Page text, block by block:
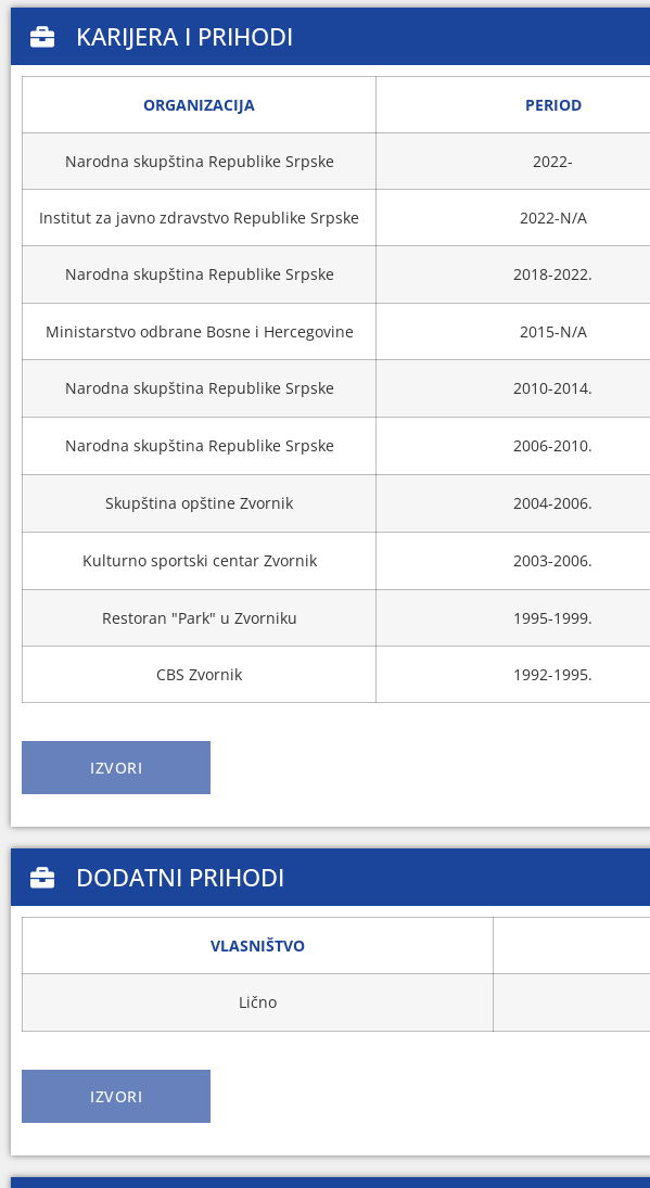
KARIJERA I PRIHODI
ORGANIZACIJA PERIOD
Narodna skupština Republike Srpske 2022-
Institut za javno zdravstvo Republike Srpske 2022-N/A
Narodna skupština Republike Srpske 2018-2022.
Ministarstvo odbrane Bosne i Hercegovine 2015-N/A
Narodna skupština Republike Srpske 2010-2014.
Narodna skupština Republike Srpske 2006-2010.
Skupština opštine Zvornik 2004-2006.
Kulturno sportski centar Zvornik 2003-2006.
Restoran "Park" u Zvorniku 1995-1999.
CBS Zvornik 1992-1995.
IZVORI
DODATNI PRIHODI
VLASNIŠTVO
Lično
IZVORI